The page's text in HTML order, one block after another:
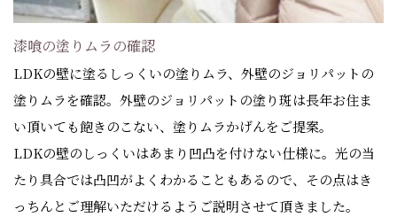
漆喰の塗りムラの確認
LDKの壁に塗るしっくいの塗りムラ、外壁のジョリパットの
塗りムラを確認。外壁のジョリパットの塗り斑は長年お住ま
い頂いても飽きのこない、塗りムラかげんをご提案。
LDKの壁のしっくいはあまり凹凸を付けない仕様に。光の当
たり具合では凸凹がよくわかることもあるので、その点はき
っちんとご理解いただけるようご説明させて頂きました。